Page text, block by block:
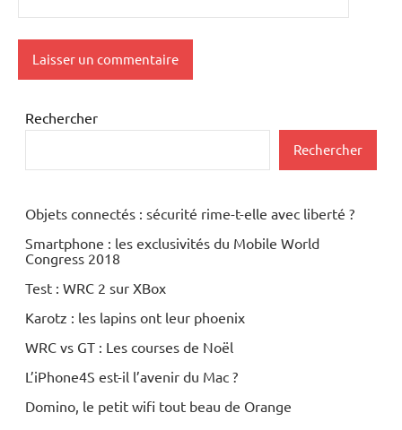
Rechercher
Rechercher
Objets connectés : sécurité rime-t-elle avec liberté ?
Smartphone : les exclusivités du Mobile World
Congress 2018
Test : WRC 2 sur XBox
Karotz : les lapins ont leur phoenix
WRC vs GT : Les courses de Noël
L’iPhone4S est-il l’avenir du Mac ?
Domino, le petit wifi tout beau de Orange